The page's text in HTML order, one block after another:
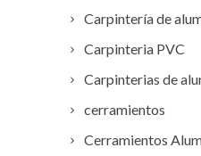
Carpintería de
Carpinteria PVC
Carpinterias de
cerramientos
Cerramientos